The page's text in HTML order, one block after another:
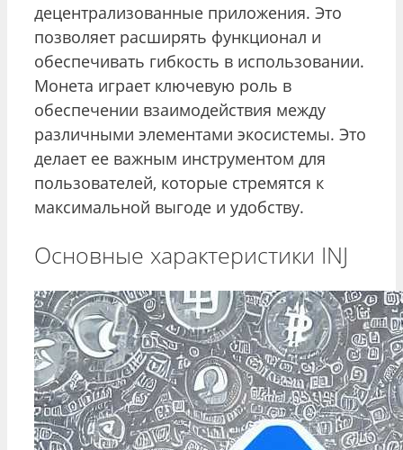
децентрализованные приложения. Это
позволяет расширять функционал и
обеспечивать гибкость в использовании.
Монета играет ключевую роль в
обеспечении взаимодействия между
различными элементами экосистемы. Это
делает ее важным инструментом для
пользователей, которые стремятся к
максимальной выгоде и удобству.
Основные характеристики INJ